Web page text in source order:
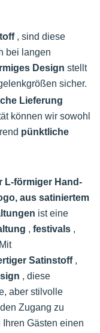
, sind diese
bei langen
Design stellt
sicher.
Lieferung
können wir sowohl
pünktliche
L-förmiger Hand-
aus satiniertem
ist eine
, festivals ,
Satinstoff ,
, diese
aber stilvolle
Zugang zu
Gästen einen